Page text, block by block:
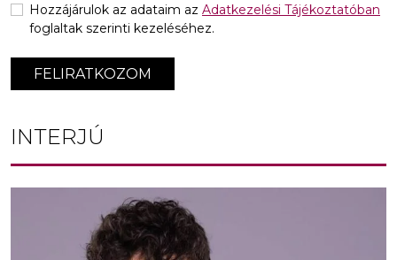
FELIRATKOZOM
Hozzájárulok az adataim az Adatkezelési Tájékoztatóban
foglaltak szerinti kezeléséhez.
INTERJÚ